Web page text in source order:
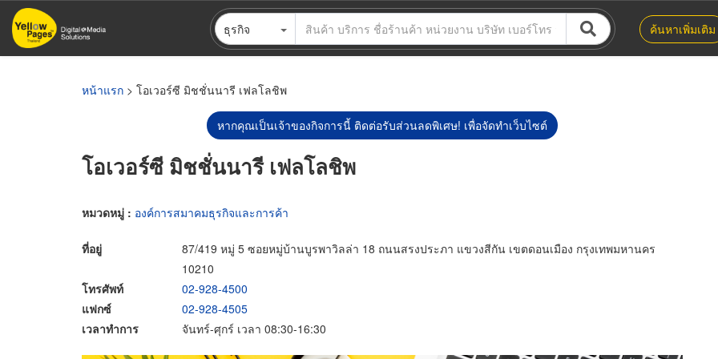
ข้าม
ไป
ธุรกิจ ค้นหาเพิ่มเติม
หน้าแรก > โอเวอร์ซี มิชชั่นนารี เฟลโลชิพ
หากคุณเป็นเจ้าของกิจการนี้ ติดต่อรับส่วนลดพิเศษ! เพื่อจัดทำเว็บไซต์
โอเวอร์ซี มิชชั่นนารี เฟลโลชิพ
หมวดหมู่ : องค์การสมาคมธุรกิจและการค้า
ที่อยู่
87/419 หมู่ 5 ซอยหมู่บ้านบูรพาวิลล่า 18 ถนนสรงประภา แขวงสีกัน เขตดอนเมือง กรุงเทพมหานคร
10210
โทรศัพท์
02-928-4500
แฟกซ์
02-928-4505
เวลาทำการ
จันทร์-ศุกร์ เวลา 08:30-16:30